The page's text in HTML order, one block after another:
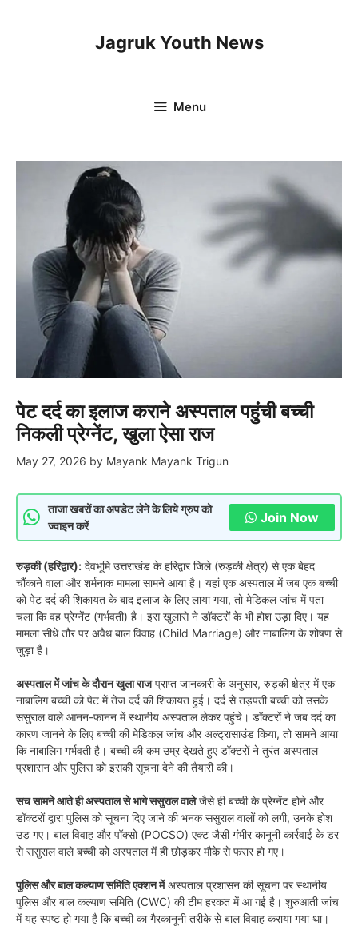
Jagruk Youth News
Menu
पेट दर्द का इलाज कराने अस्पताल पहुंची बच्ची
निकली प्रेग्नेंट, खुला ऐसा राज
May 27, 2026 by Mayank Mayank Trigun
ताजा खबरों का अपडेट लेने के लिये ग्रुप को
ज्वाइन करें
Join Now
रुड़की (हरिद्वार): देवभूमि उत्तराखंड के हरिद्वार जिले (रुड़की क्षेत्र) से एक बेहद
चौंकाने वाला और शर्मनाक मामला सामने आया है। यहां एक अस्पताल में जब एक बच्ची
को पेट दर्द की शिकायत के बाद इलाज के लिए लाया गया, तो मेडिकल जांच में पता
चला कि वह प्रेग्नेंट (गर्भवती) है। इस खुलासे ने डॉक्टरों के भी होश उड़ा दिए। यह
मामला सीधे तौर पर अवैध बाल विवाह (Child Marriage) और नाबालिग के शोषण से
जुड़ा है।
अस्पताल में जांच के दौरान खुला राजप्राप्त जानकारी के अनुसार, रुड़की क्षेत्र में एक
नाबालिग बच्ची को पेट में तेज दर्द की शिकायत हुई। दर्द से तड़पती बच्ची को उसके
ससुराल वाले आनन-फानन में स्थानीय अस्पताल लेकर पहुंचे। डॉक्टरों ने जब दर्द का
कारण जानने के लिए बच्ची की मेडिकल जांच और अल्ट्रासाउंड किया, तो सामने आया
कि नाबालिग गर्भवती है। बच्ची की कम उम्र देखते हुए डॉक्टरों ने तुरंत अस्पताल
प्रशासन और पुलिस को इसकी सूचना देने की तैयारी की।
सच सामने आते ही अस्पताल से भागे ससुराल वालेजैसे ही बच्ची के प्रेग्नेंट होने और
डॉक्टरों द्वारा पुलिस को सूचना दिए जाने की भनक ससुराल वालों को लगी, उनके होश
उड़ गए। बाल विवाह और पॉक्सो (POCSO) एक्ट जैसी गंभीर कानूनी कार्रवाई के डर
से ससुराल वाले बच्ची को अस्पताल में ही छोड़कर मौके से फरार हो गए।
पुलिस और बाल कल्याण समिति एक्शन मेंअस्पताल प्रशासन की सूचना पर स्थानीय
पुलिस और बाल कल्याण समिति (CWC) की टीम हरकत में आ गई है। शुरुआती जांच
में यह स्पष्ट हो गया है कि बच्ची का गैरकानूनी तरीके से बाल विवाह कराया गया था।